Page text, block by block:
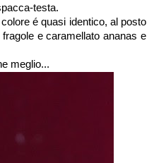
testa.
é quasi identico, al posto
e caramellato ananas e
meglio...